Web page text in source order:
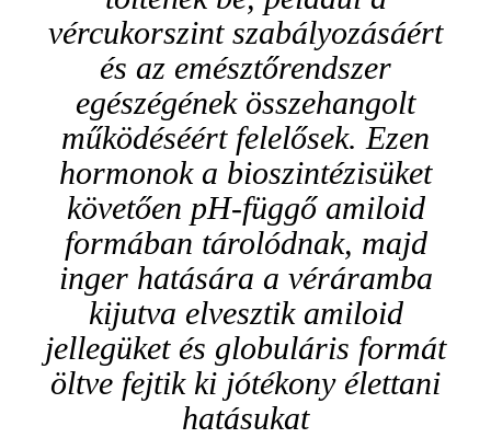
vércukorszint szabályozásáért
és az emésztőrendszer
egészégének összehangolt
működéséért felelősek. Ezen
hormonok a bioszintézisüket
követően pH-függő amiloid
formában tárolódnak, majd
inger hatására a véráramba
kijutva elvesztik amiloid
jellegüket és globuláris formát
öltve fejtik ki jótékony élettani
hatásukat